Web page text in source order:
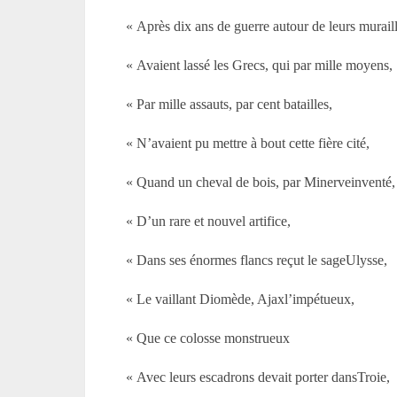
« Après dix ans de guerre autour de leurs
« Avaient lassé les Grecs, qui par mille moyens,
« Par mille assauts, par cent batailles,
« N’avaient pu mettre à bout cette fière cité,
« Quand un cheval de bois, par Minerveinventé,
« D’un rare et nouvel artifice,
« Dans ses énormes flancs reçut le sageUlysse,
« Le vaillant Diomède, Ajaxl’impétueux,
« Que ce colosse monstrueux
« Avec leurs escadrons devait porter dansTroie,